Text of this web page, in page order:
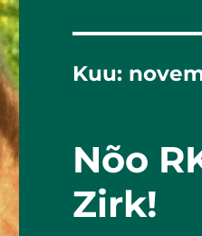
Kuu:
Nõo
Zirk!